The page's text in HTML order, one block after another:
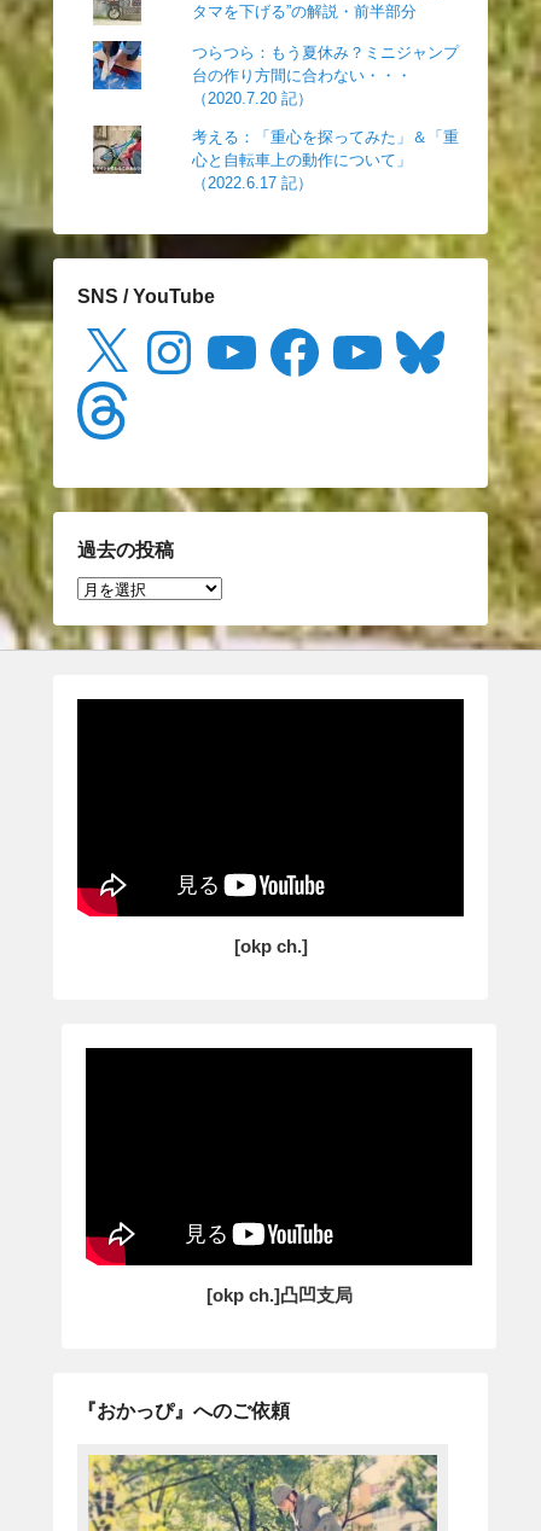
タマを下げる”の解説・前半部分
つらつら：もう夏休み？ミニジャンプ
台の作り方間に合わない・・・
（2020.7.20 記）
考える：「重心を探ってみた」＆「重
心と自転車上の動作について」
（2022.6.17 記）
SNS / YouTube
Instagram Facebook Bluesky
Threads
過去の投稿
過
の
投
[okp ch.]
[okp ch.]凸凹支局
『おかっぴ』へのご依頼